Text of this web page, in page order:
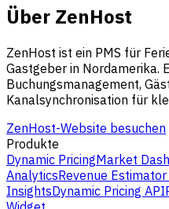
Über ZenHost
ZenHost ist ein PMS für
Gastgeber in Nordamerika.
Buchungsmanagement,
Kanalsynchronisation für
ZenHost-Website besuchen
Produkte
Dynamic PricingMarket
AnalyticsRevenue Estimator
InsightsDynamic Pricing API